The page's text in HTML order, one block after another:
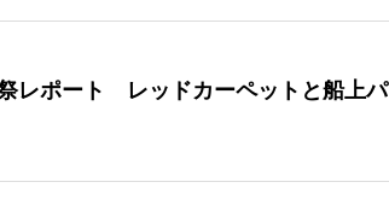
レポート レッドカーペットと船上パ